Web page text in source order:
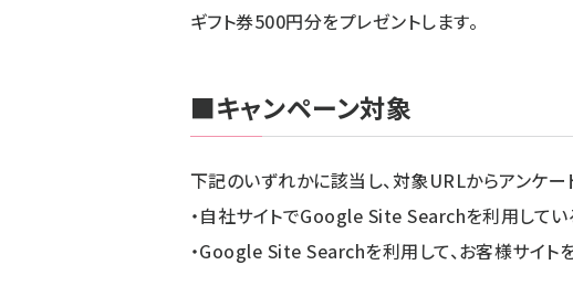
ギフト券500円分をプレゼントします。
■キャンペーン対象
下記のいずれかに該当し、対象URLからアンケ
・自社サイトでGoogle Site Searchを利用して
・Google Site Searchを利用して、お客様サイ